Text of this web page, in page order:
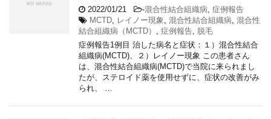
2022/01/21 -混合性結合組織病 症例報告
MCTD
レイノー現象 混合性結合組織病 混合性
結合組織病（MCTD）
症例報告 脱毛
症例報告1例目 治した病名と症状：１）混合性結合
組織病(MCTD)、２）レイノー現象 この患者さん
は、混合性結合組織病(MCTD)で当院に来られまし
たが、ステロイド薬を使用せずに、症状の改善がみ
られ、 …